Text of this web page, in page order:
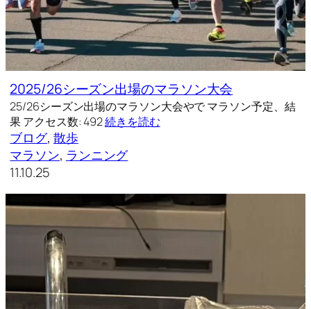
2025/26シーズン出場のマラソン大会
25/26シーズン出場のマラソン大会やで マラソン予定、結
果 アクセス数: 492続きを読む
ブログ, 散歩
マラソン, ランニング
11.10.25